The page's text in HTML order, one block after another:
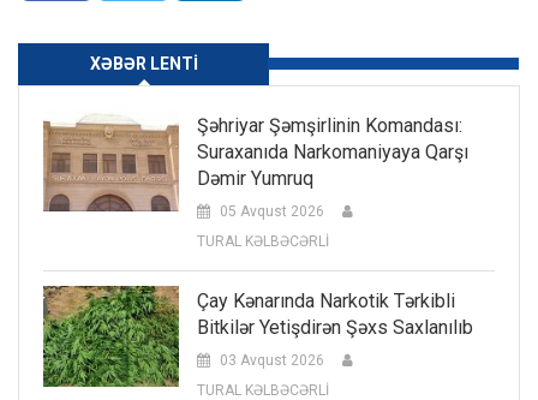
XƏBƏR LENTI
Şəhriyar Şəmşirlinin Komandası:
Suraxanıda Narkomaniyaya Qarşı
Dəmir Yumruq
05 Avqust 2026
TURAL KƏLBƏCƏRLİ
Çay Kənarında Narkotik Tərkibli
Bitkilər Yetişdirən Şəxs Saxlanılıb
03 Avqust 2026
TURAL KƏLBƏCƏRLİ